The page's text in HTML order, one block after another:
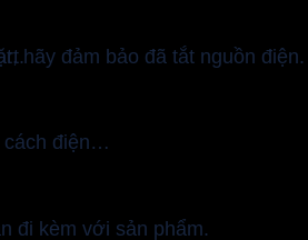
hãy đảm bảo đã tắt nguồn điện.
cách điện…
đi kèm với sản phẩm.